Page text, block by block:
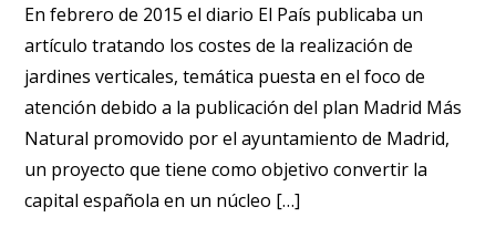
En febrero de 2015 el diario El País publicaba un
artículo tratando los costes de la realización de
jardines verticales, temática puesta en el foco de
atención debido a la publicación del plan Madrid Más
Natural promovido por el ayuntamiento de Madrid,
un proyecto que tiene como objetivo convertir la
capital española en un núcleo […]